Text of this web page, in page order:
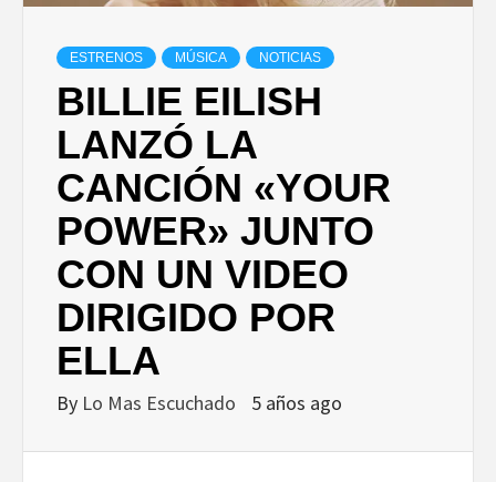
ESTRENOS MÚSICA NOTICIAS
BILLIE EILISH
LANZÓ LA
CANCIÓN «YOUR
POWER» JUNTO
CON UN VIDEO
DIRIGIDO POR
ELLA
By Lo Mas Escuchado 5 años ago